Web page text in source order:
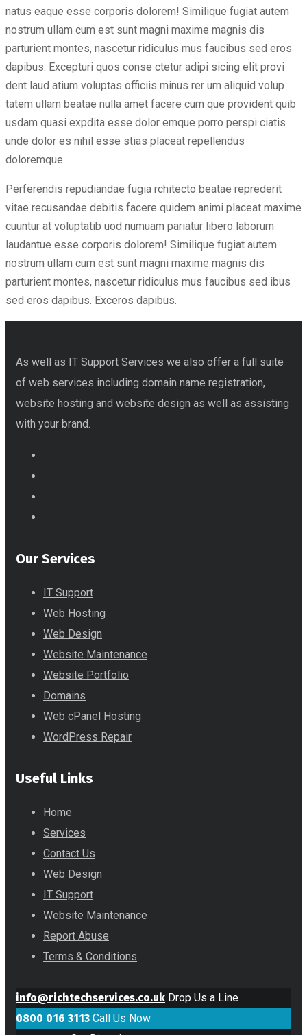
natus eaque esse corporis dolorem! Similique fugiat autem
nostrum ullam cum est sunt magni maxime magnis dis
parturient montes, nascetur ridiculus mus faucibus sed eros
dapibus. Excepturi quos conse ctetur adipi sicing elit provi
dent laud atium voluptas officiis minus rer um aliquid volup
tatem ullam beatae nulla amet facere cum que provident quib
usdam quasi expdita esse dolor emque porro perspi ciatis
unde dolor es nihil esse stias placeat repellendus
doloremque.
Perferendis repudiandae fugia rchitecto beatae reprederit
vitae recusandae debitis facere quidem animi placeat maxime
cuuntur at voluptatib uod numuam pariatur libero laborum
laudantue esse corporis dolorem! Similique fugiat autem
nostrum ullam cum est sunt magni maxime magnis dis
parturient montes, nascetur ridiculus mus faucibus sed ibus
sed eros dapibus. Exceros dapibus.
As well as IT Support Services we also offer a full suite
of web services including domain name registration,
website hosting and website design as well as assisting
with your brand.
Our Services
IT Support
Web Hosting
Web Design
Website Maintenance
Website Portfolio
Domains
Web cPanel Hosting
WordPress Repair
Useful Links
Home
Services
Contact Us
Web Design
IT Support
Website Maintenance
Report Abuse
Terms & Conditions
info@richtechservices.co.uk Drop Us a Line
0800 016 3113 Call Us Now